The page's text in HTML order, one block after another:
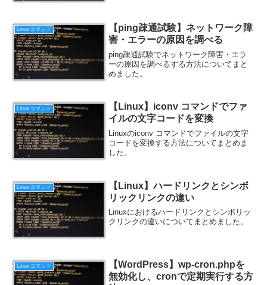
Linuxコマンド
【ping疎通試験】ネットワーク障
害・エラーの原因を調べる
ping疎通試験でネットワーク障害・エラ
ーの原因を調べるする方法についてまと
めました。
Linuxコマンド
【Linux】iconv コマンドでファ
イルの文字コードを変換
Linuxのiconv コマンドでファイルの文字
コードを変換する方法についてまとめま
した。
Linuxコマンド
【Linux】ハードリンクとシンボ
リックリンクの違い
Linuxにおけるハードリンクとシンボリッ
クリンクの違いについてまとめました。
Linuxコマンド
【WordPress】wp-cron.phpを
無効化し、cronで定期実行する方